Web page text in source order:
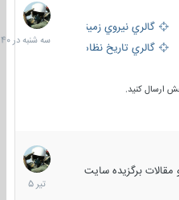
گالري نيروي زميني
گالري تاریخ نظامی
کنید.
سه
شنبه
در
برگزیده سایت
16
تیر
1405